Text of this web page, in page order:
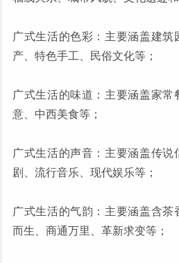
广式生活的色彩：主要涵盖建筑
产、特色手工、民俗文化等；
广式生活的味道：主要涵盖家常
意、中西美食等；
广式生活的声音：主要涵盖传
剧、流行音乐、现代娱乐等；
广式生活的气韵：主要涵盖含
而生、商通万里、革新求变等；